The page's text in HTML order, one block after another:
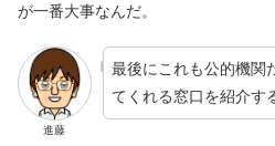
が一番大事なんだ。
進藤
最後にこれも公的機関
てくれる窓口を紹介す